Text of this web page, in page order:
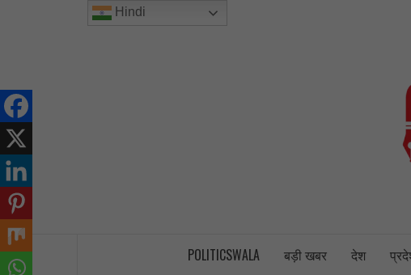
POLITICSWALA बड़ी खबर देश
Hindi